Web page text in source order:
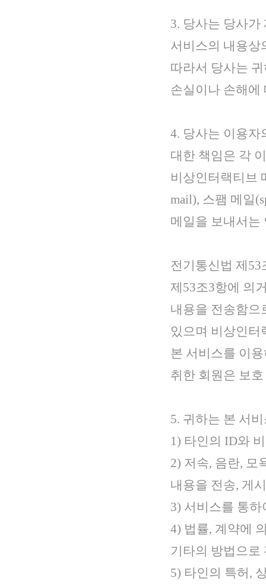
3. 당사는 당사
서비스의 내용상
따라서 당사는
손실이나 손해에
4. 당사는 이용
대한 책임은 각
비상인터랙티브
mail), 스팸 메일
메일을 보내서는
전기통신법 제
제53조3항에 의
내용을 전송함으
있으며 비상인터
본 서비스를 이
취한 회원은 보
5. 귀하는 본 서
1) 타인의 ID와
2) 저속, 음란, 모
내용을 전송, 게
3) 서비스를 통
4) 법률, 계약에
기타의 방법으로
5) 타인의 특허,